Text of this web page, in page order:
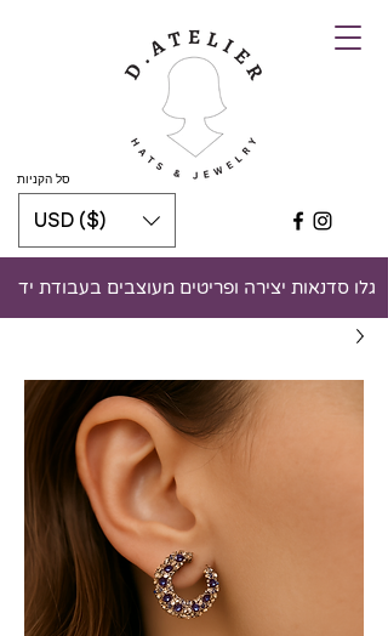
סל הקניות
גלו סדנאות יצירה ופריטים מעוצבים בעבודת יד
USD ($)